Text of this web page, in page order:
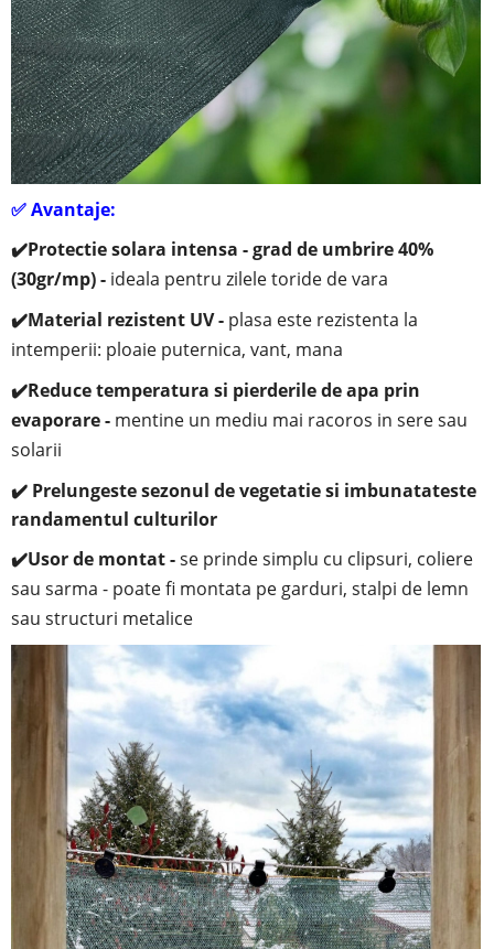
✅Avantaje:
✔️Protectie solara intensa - grad de umbrire 40%
(30gr/mp) - ideala pentru zilele toride de vara
✔️Material rezistent UV - plasa este rezistenta la
intemperii: ploaie puternica, vant, mana
✔️Reduce temperatura si pierderile de apa prin
evaporare - mentine un mediu mai racoros in sere sau
solarii
✔️ Prelungeste sezonul de vegetatie si imbunatateste
randamentul culturilor
✔️Usor de montat -se prinde simplu cu clipsuri, coliere
sau sarma - poate fi montata pe garduri, stalpi de lemn
sau structuri metalice